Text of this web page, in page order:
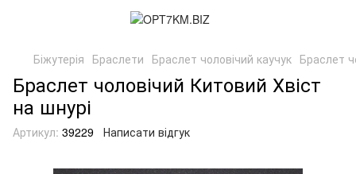
Біжутерія Браслети Браслет чоловічий каучук Браслет
Браслет чоловічий Китовий Хвіст
на шнурі
Артикул: 39229 Написати відгук